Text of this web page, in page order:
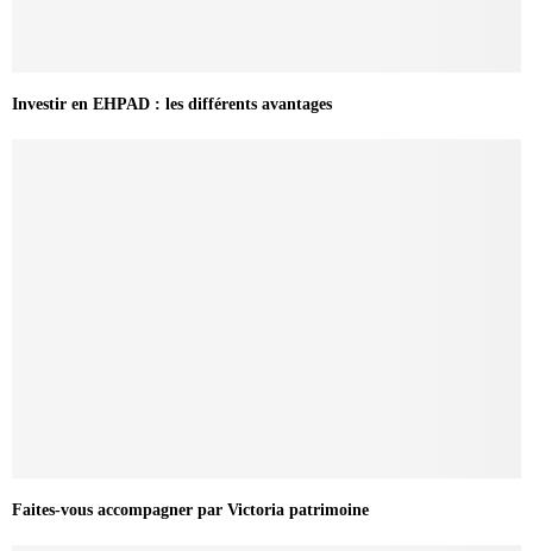
Investir en EHPAD : les différents avantages
Faites-vous accompagner par Victoria patrimoine